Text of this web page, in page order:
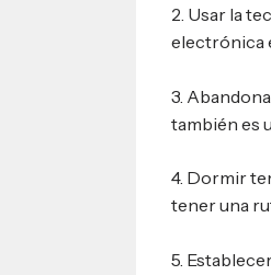
2. Usar la
electrónica
3.
también es
4. Dormir
tener una
5.